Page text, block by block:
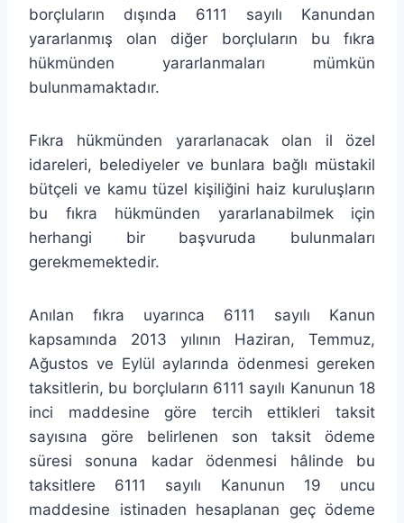
borçluların dışında 6111 sayılı Kanundan
yararlanmış olan diğer borçluların bu fıkra
hükmünden yararlanmaları mümkün
bulunmamaktadır.
Fıkra hükmünden yararlanacak olan il özel
idareleri, belediyeler ve bunlara bağlı müstakil
bütçeli ve kamu tüzel kişiliğini haiz kuruluşların
bu fıkra hükmünden yararlanabilmek için
herhangi bir başvuruda bulunmaları
gerekmemektedir.
Anılan fıkra uyarınca 6111 sayılı Kanun
kapsamında 2013 yılının Haziran, Temmuz,
Ağustos ve Eylül aylarında ödenmesi gereken
taksitlerin, bu borçluların 6111 sayılı Kanunun 18
inci maddesine göre tercih ettikleri taksit
sayısına göre belirlenen son taksit ödeme
süresi sonuna kadar ödenmesi hâlinde bu
taksitlere 6111 sayılı Kanunun 19 uncu
maddesine istinaden hesaplanan geç ödeme